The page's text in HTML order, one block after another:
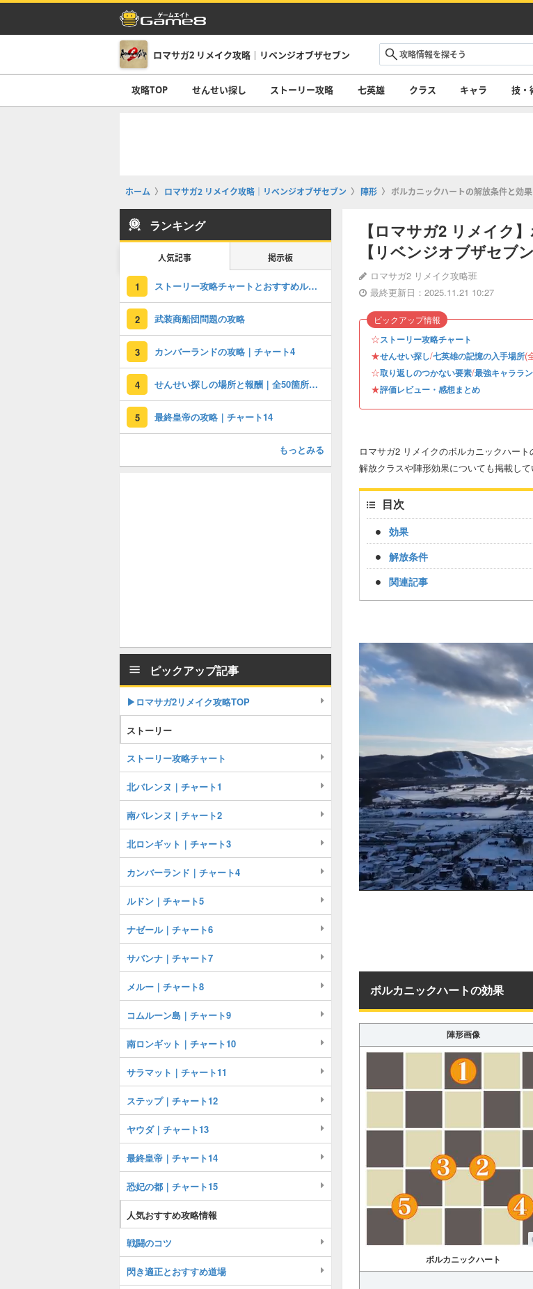
ロマサガ2 リメイク攻略｜リベンジオブザセブン
攻略TOP せんせい探し ストーリー攻略 七英雄 クラス キャラ 技・
ホーム ロマサガ2 リメイク攻略｜リベンジオブザセブン 陣形 ボルカニックハートの解放条件と効
【ロマサガ2 リメイク
【リベンジオブザセブン
ロマサガ2 リメイク攻略班
最終更新日：2025.11.21 10:27
☆ストーリー攻略チャート
★せんせい探し/七英雄の記憶の入手場所(
☆取り返しのつかない要素/最強キャララ
★評価レビュー・感想まとめ
ピックアップ情報
ロマサガ2 リメイクのボルカニックハー
解放クラスや陣形効果についても掲載して
目次
効果
解放条件
関連記事
ボルカニックハートの効果
陣形画像
ボルカニックハート
ランキング
人気記事 掲示板
1 ストーリー攻略チャートとおすすめルート
2 武装商船団問題の攻略
3 カンバーランドの攻略｜チャート4
4 せんせい探しの場所と報酬｜全50箇所を網羅
5 最終皇帝の攻略｜チャート14
もっとみる
ピックアップ記事
▶︎ロマサガ2リメイク攻略TOP
ストーリー
ストーリー攻略チャート
北バレンヌ｜チャート1
南バレンヌ｜チャート2
北ロンギット｜チャート3
カンバーランド｜チャート4
ルドン｜チャート5
ナゼール｜チャート6
サバンナ｜チャート7
メルー｜チャート8
コムルーン島｜チャート9
南ロンギット｜チャート10
サラマット｜チャート11
ステップ｜チャート12
ヤウダ｜チャート13
最終皇帝｜チャート14
恐妃の都｜チャート15
人気おすすめ攻略情報
戦闘のコツ
閃き適正とおすすめ道場